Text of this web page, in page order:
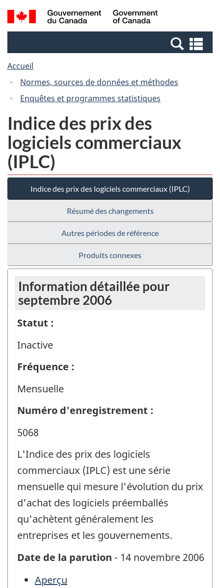
Passer
au
Passer
à
Canada
Recherche
et
et
Accueil
Normes, sources de données et méthodes
Enquêtes et programmes statistiques
Indice des prix des
logiciels commerciaux
(IPLC)
Indice des prix des logiciels commerciaux (IPLC)
Résumé des changements
Autres périodes de référence
Produits connexes
Information détaillée pour
septembre 2006
Statut :
Inactive
Fréquence :
Mensuelle
Numéro d'enregistrement :
5068
L'Indice des prix des logiciels
commerciaux (IPLC) est une série
mensuelle qui mesure l'évolution du prix
d'achat des logiciels préemballés
qu'achètent généralement les
entreprises et les gouvernements.
Date de la parution - 14 novembre 2006
Aperçu